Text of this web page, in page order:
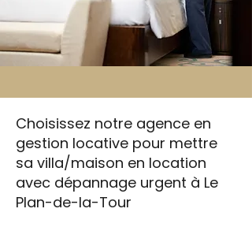
Choisissez notre agence en
gestion locative pour mettre
sa villa/maison en location
avec dépannage urgent à Le
Plan-de-la-Tour